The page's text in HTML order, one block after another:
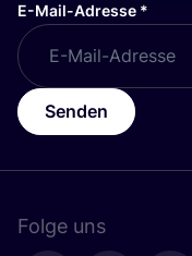
E-Mail-Adresse *
Senden
Folge uns